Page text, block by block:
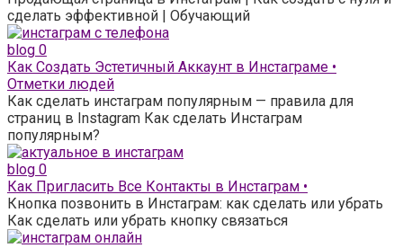
сделать эффективной | Обучающий
blog 0
Как Создать Эстетичный Аккаунт в Инстаграме •
Отметки людей
Как сделать инстаграм популярным — правила для
страниц в Instagram Как сделать Инстаграм
популярным?
blog 0
Как Пригласить Все Контакты в Инстаграм •
Кнопка позвонить в Инстаграм: как сделать или убрать
Как сделать или убрать кнопку связаться